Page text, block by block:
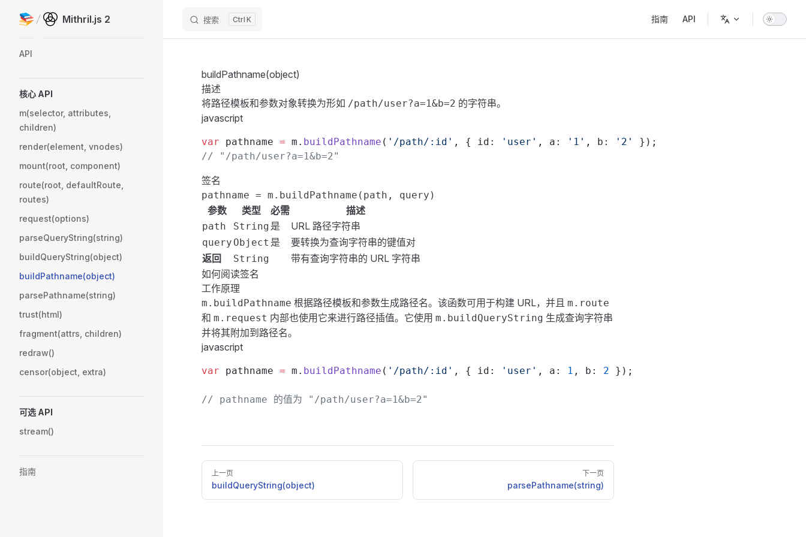
Skip to contentMithril.js 2 搜索 K 指南 API
API
核心 API
m(selector, attributes,
children)
render(element, vnodes)
mount(root, component)
route(root, defaultRoute,
routes)
request(options)
parseQueryString(string)
buildQueryString(object)
buildPathname(object)
parsePathname(string)
trust(html)
fragment(attrs, children)
redraw()
censor(object, extra)
可选 API
stream()
指南
buildPathname(object)
描述
将路径模板和参数对象转换为形如 /path/user?a=1&b=2 的字符串。
javascript
var pathname = m. buildPathname ( '/path/:id' , { id: 'user' , a: '1' , b: '2'
});
// "/path/user?a=1&b=2"
签名
pathname = m.buildPathname(path, query)
参数 类型 必需 描述
path String 是 URL 路径字符串
query Object 是
要转换为查询字符串的键值对
返回
String
带有查询字符串的 URL 字符串
如何阅读签名
工作原理
m.buildPathname 根据路径模板和参数生成路径名。该函数可用于构建 URL，并且 m.route
和 m.request 内部也使用它来进行路径插值。它使用 m.buildQueryString 生成查询字符串
并将其附加到路径名。
javascript
var pathname = m. buildPathname ( '/path/:id' , { id: 'user' , a: 1 , b: 2 });
// pathname 的值为 "/path/user?a=1&b=2"
Pager
上一页
buildQueryString(object)
下一页
parsePathname(string)